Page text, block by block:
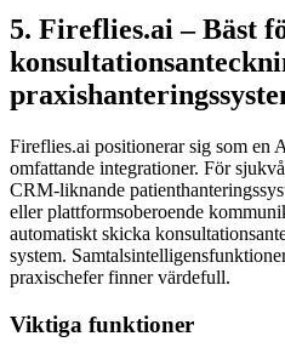
5. Fireflies.ai – Bäst
Fireflies.ai positionerar sig som en
omfattande integrationer. För
CRM-liknande
eller plattformsoberoende
automatiskt skicka
system.
praxischefer finner värdefull.
Viktiga funktioner